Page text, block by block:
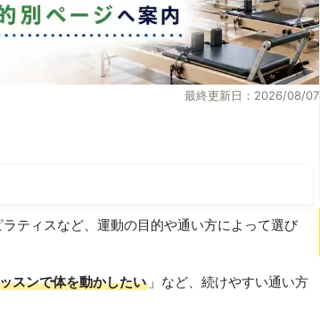
最終更新日：2026/08/07
ティスなど、運動の目的や通い方によって選び
スンで体を動かしたい 」など、続けやすい通い方